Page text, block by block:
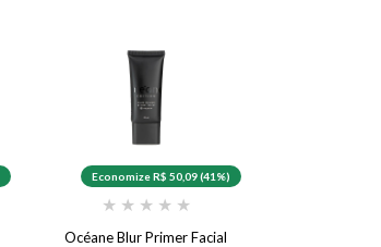
Economize R$ 50,09 (41%)
★ ★ ★ ★ ★
Océane Blur Primer Facial